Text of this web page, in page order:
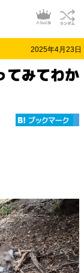
2025年4月23日
てみてわか